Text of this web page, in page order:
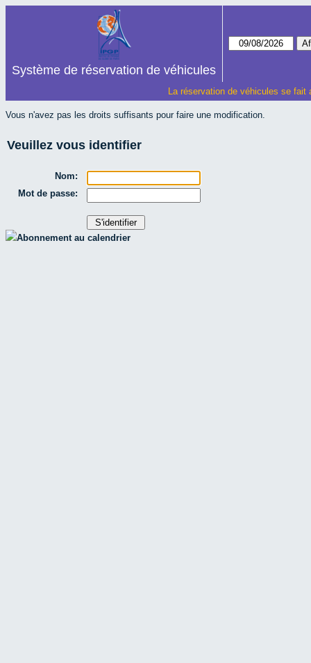
Système de réservation de véhicules
La réservation de véhicules se
Vous n'avez pas les droits suffisants pour faire une modification.
Veuillez vous identifier
Nom:
Mot de passe:
Abonnement au calendrier